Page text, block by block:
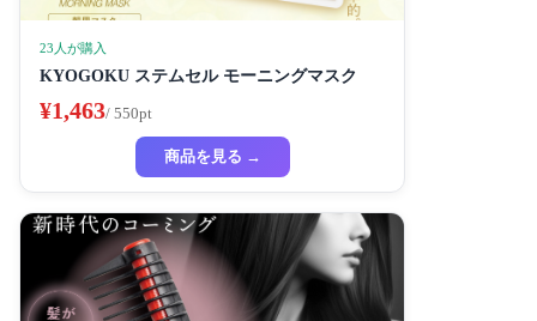
23人が購入
KYOGOKU ステムセル モーニングマスク
¥1,463/ 550pt
商品を見る →